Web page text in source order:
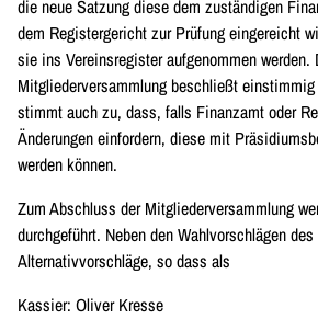
die neue Satzung diese dem zuständigen
dem Registergericht zur Prüfung eingereicht
sie ins Vereinsregister aufgenommen werden.
Mitgliederversammlung beschließt
stimmt auch zu, dass, falls Finanzamt oder
Änderungen einfordern, diese mit
werden können.
Zum Abschluss der Mitgliederversammlung
durchgeführt. Neben den Wahlvorschlägen
Alternativvorschläge, so dass als
Kassier: Oliver Kresse